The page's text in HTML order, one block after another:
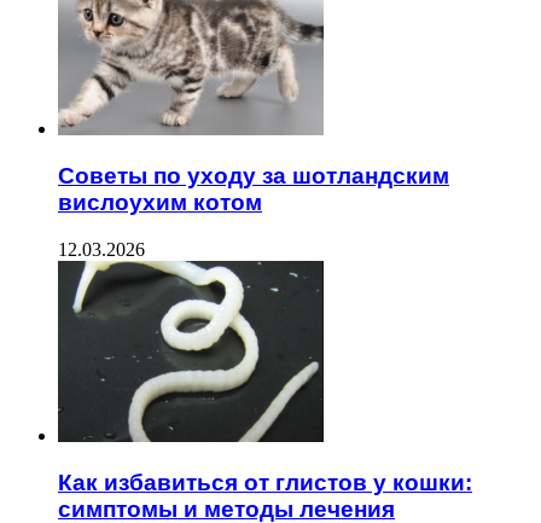
Советы по уходу за шотландским
вислоухим котом
12.03.2026
Как избавиться от глистов у кошки:
симптомы и методы лечения